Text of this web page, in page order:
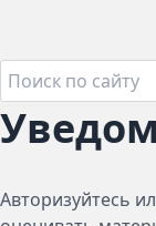
Авторизуйтесь